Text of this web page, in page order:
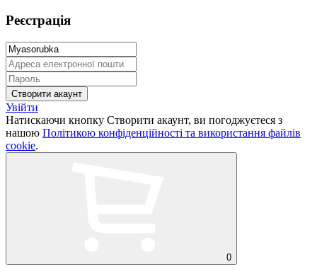
Реєстрація
Увійти
Натискаючи кнопку Створити акаунт, ви погоджуєтеся з
нашою Політикою конфіденційності та використання файлів
cookie.
0